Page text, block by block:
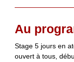
Au
Stage 5 jours en
ouvert à tous,